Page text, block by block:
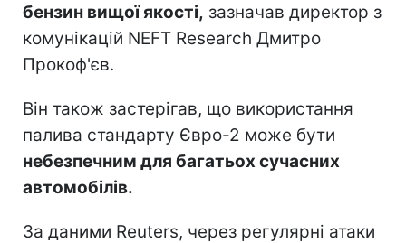
бензин вищої якості, зазначав директор з
комунікацій NEFT Research Дмитро
Прокоф'єв.
Він також застерігав, що використання
палива стандарту Євро-2 може бути
небезпечним для багатьох сучасних
автомобілів.
За даними Reuters, через регулярні атаки